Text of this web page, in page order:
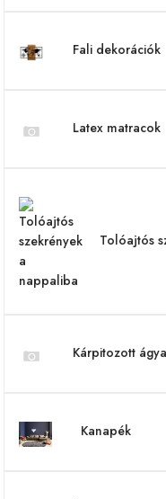
Fali dekorációk
Latex matracok
Tolóajtós
Kárpitozott
Kanapék